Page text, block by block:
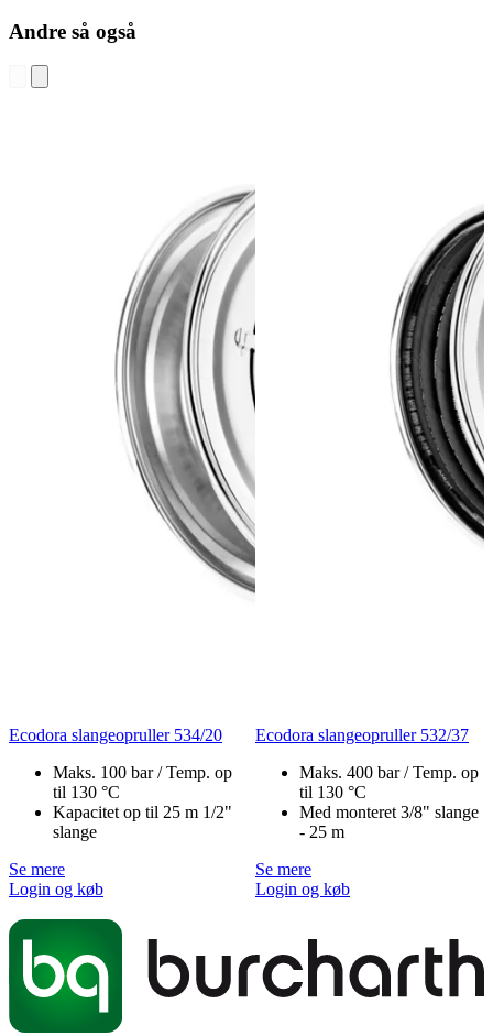
Andre så også
Ecodora slangeopruller 534/20
Maks. 100 bar / Temp. op
til 130 °C
Kapacitet op til 25 m 1/2"
slange
Se mere
Login og køb
Ecodora slangeopruller 532/37
Maks. 400 bar / Temp. op
til 130 °C
Med monteret 3/8" slange
- 25 m
Se mere
Login og køb